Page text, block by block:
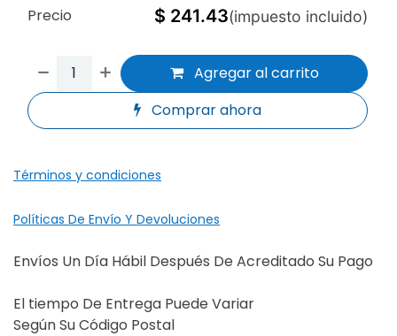
Agregar al carrito
Comprar ahora
Precio $ 241.43(impuesto incluido)
Términos y condiciones
Políticas De Envío Y Devoluciones
Envíos Un Día Hábil Después De Acreditado Su Pago
El tiempo De Entrega Puede Variar
Según Su Código Postal